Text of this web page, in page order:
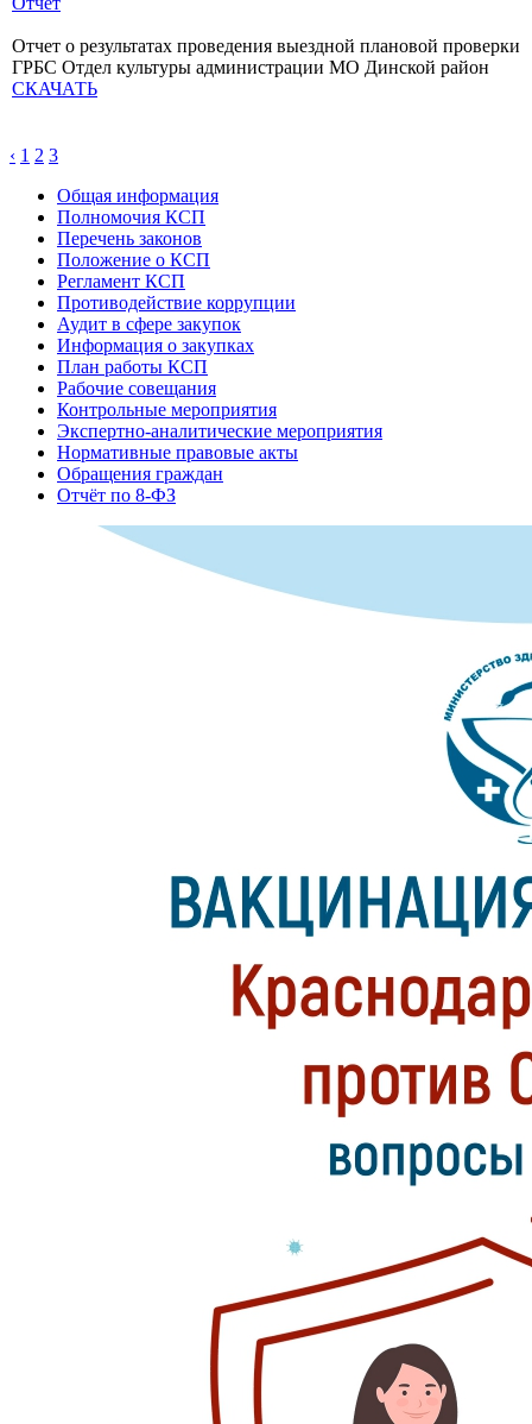
Отчет о результатах проведения выездной плановой проверки
ГРБС Отдел культуры администрации МО Динской район
СКАЧАТЬ
‹ 1 2 3
Общая информация
Полномочия КСП
Перечень законов
Положение о КСП
Регламент КСП
Противодействие коррупции
Аудит в сфере закупок
Информация о закупках
План работы КСП
Рабочие совещания
Контрольные мероприятия
Экспертно-аналитические мероприятия
Нормативные правовые акты
Обращения граждан
Отчёт по 8-ФЗ